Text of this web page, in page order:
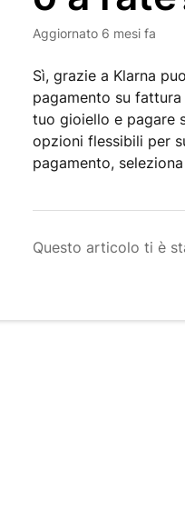
Aggiornato 6 mesi fa
Sì, grazie a Klarna
pagamento su
tuo gioiello e pagare
opzioni flessibili per
pagamento,
Questo articolo ti è